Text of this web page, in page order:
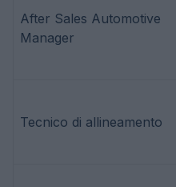
After Sales Automotive
Manager
Tecnico di allineamento